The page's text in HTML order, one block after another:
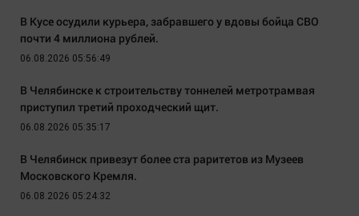
В Кусе осудили курьера, забравшего у вдовы бойца СВО
почти 4 миллиона рублей.
06.08.2026 05:56:49
В Челябинске к строительству тоннелей метротрамвая
приступил третий проходческий щит.
06.08.2026 05:35:17
В Челябинск привезут более ста раритетов из Музеев
Московского Кремля.
06.08.2026 05:24:32